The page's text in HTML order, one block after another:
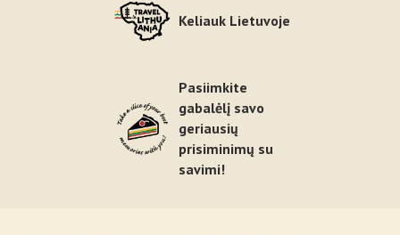
Keliauk Lietuvoje
Pasiimkite
gabalėlį savo
geriausių
prisiminimų su
savimi!